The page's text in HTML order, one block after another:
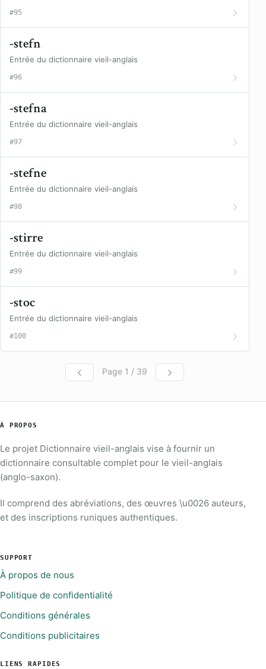
#95
-stefn
Entrée du dictionnaire vieil-anglais
#96
-stefna
Entrée du dictionnaire vieil-anglais
#97
-stefne
Entrée du dictionnaire vieil-anglais
#98
-stirre
Entrée du dictionnaire vieil-anglais
#99
-stoc
Entrée du dictionnaire vieil-anglais
#100
Page 1 / 39
À PROPOS
Le projet Dictionnaire vieil-anglais vise à fournir un
dictionnaire consultable complet pour le vieil-anglais
(anglo-saxon).
Il comprend des abréviations, des œuvres \u0026 auteurs,
et des inscriptions runiques authentiques.
SUPPORT
À propos de nous
Politique de confidentialité
Conditions générales
Conditions publicitaires
LIENS RAPIDES